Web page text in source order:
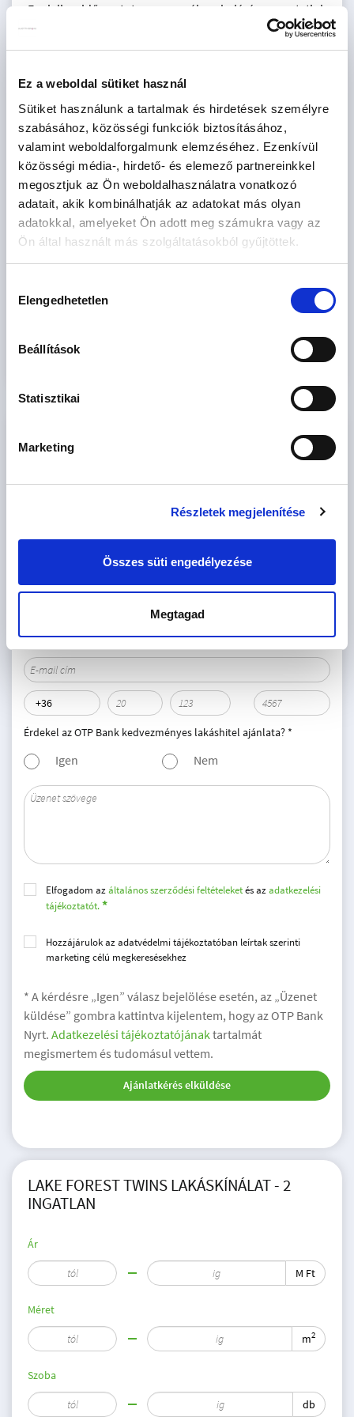
Ez a weboldal sütiket használ
Sütiket használunk a tartalmak és hirdetések személyre
szabásához, közösségi funkciók biztosításához,
valamint weboldalforgalmunk elemzéséhez. Ezenkívül
közösségi média-, hirdető- és elemező partnereinkkel
megosztjuk az Ön weboldalhasználatra vonatkozó
adatait, akik kombinálhatják az adatokat más olyan
adatokkal, amelyeket Ön adott meg számukra vagy az
Ön által használt más szolgáltatásokból gyűjtöttek.
kiválasztása
Elengedhetetlen
Beállítások
Statisztikai
Marketing
Részletek megjelenítése
Összes süti engedélyezése
Megtagad
Foglaljon időpontot egy személyes bejárásra, mutatjuk
az alaprajzokat és megbeszéljük, hogyan valósíthatjuk
meg pont olyanra, amilyennek megálmodta.
személyre szabott otthona története Mogyoródon!
Egyedi igényekre szabott lakáshitelekkel állunk
rendelkezésére.
Bankfüggetlen Hitelcentrumunk az országban elérhető
összes bank és hitelintézet ajánlatát versenyezteti az Ön
számára díjmentesen.
Munkatársaink nagy szakmai tapasztalattal, teljes körű
munkaidő után is.
KAPCSOLAT
+36 70MUTAT
AJÁNLATOT KÉREK
Érdekel az OTP Bank kedvezményes lakáshitel ajánlata? *
Igen Nem
Elfogadom azáltalános szerződési feltételeketés azadatkezelési
tájékoztatót.
Hozzájárulok az adatvédelmi tájékoztatóban leírtak szerinti
marketing célú megkeresésekhez
* A kérdésre „Igen” válasz bejelölése esetén, az „Üzenet
küldése” gombra kattintva kijelentem, hogy az OTP Bank
Nyrt. Adatkezelési tájékoztatójának tartalmát
megismertem és tudomásul vettem.
Ajánlatkérés elküldése
LAKE FOREST TWINS LAKÁSKÍNÁLAT - 2
INGATLAN
Ár
M Ft
Méret
m2
Szoba
db